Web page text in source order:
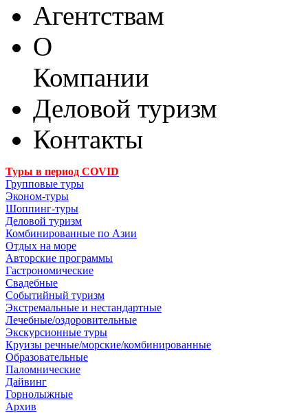
Агентствам
О
Компании
Деловой туризм
Контакты
Туры в период COVID
Групповые туры
Эконом-туры
Шоппинг-туры
Деловой туризм
Комбинированные по Азии
Отдых на море
Авторские программы
Гастрономические
Свадебные
Событийный туризм
Экстремальные и нестандартные
Лечебные/оздоровительные
Экскурсионные туры
Круизы речные/морские/комбинированные
Образовательные
Паломнические
Дайвинг
Горнолыжные
Архив